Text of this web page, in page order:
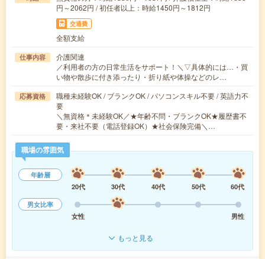
円～2062円 / 初任者以上：時給1450円～1812円
交通費
全額支給
仕事内容
介護関連
／利用者の方の日常生活をサポート！＼▽具体的には…・買
い物や散歩に付き添ったり・折り紙や体操などのレ…
応募資格
職種未経験OK / ブランクOK / パソコンスキル不要 / 英語力不
要
＼無資格＊未経験OK／★年齢不問・ブランクOK★履歴書不
要・来社不要（電話登録OK）★社会保険完備＼…
職場の雰囲気
年齢層
20代
30代 40代 50代
60代
男女比率
女性
男性
もっと見る